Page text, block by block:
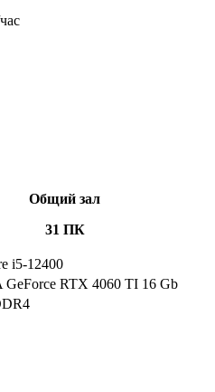
Общий зал
31 ПК
i5-12400
RTX 4060 TI 16 Gb